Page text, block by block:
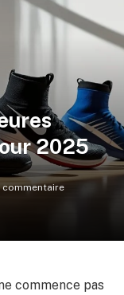
2025
commentaire
commence pas